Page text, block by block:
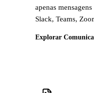
apenas
Slack, Teams,
Explorar